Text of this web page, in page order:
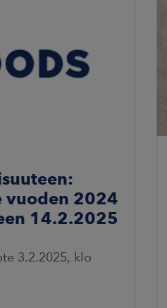
vuoden 2024
14.2.2025
3.2.2025, klo